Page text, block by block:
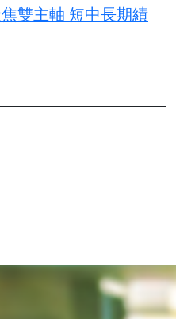
雙主軸 短中長期績